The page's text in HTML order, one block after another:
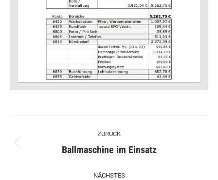
Kommentarnavigation
ZURÜCK
Vorheriger
Ballmaschine im Einsatz
NÄCHSTES